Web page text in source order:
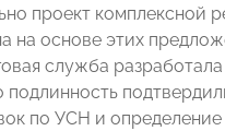
проект комплексной
основе этих
служба
по УСН и определение